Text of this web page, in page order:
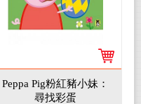
Peppa Pig粉紅豬小妹：
尋找彩蛋